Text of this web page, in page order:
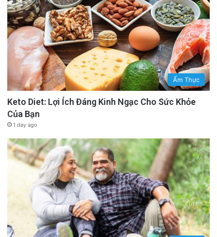
Ẩm Thực
Keto Diet: Lợi Ích Đáng Kinh Ngạc Cho Sức Khỏe
Của Bạn
1 day ago